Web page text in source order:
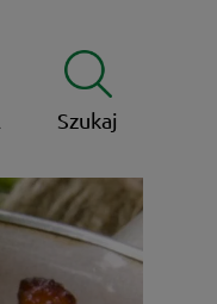
Szukaj